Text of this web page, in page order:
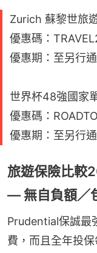
Zurich 蘇黎世旅
優惠碼：
優惠期：至另行
世界杯48強國家
優惠碼：
優惠期：至另行
旅遊保險比較
— 無自負額／
Prudential保誠最
費，而且全年投